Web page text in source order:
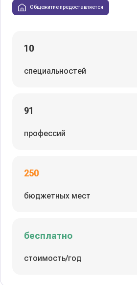
Общежитие предоставляется
10
специальностей
91
профессий
250
бюджетных мест
бесплатно
стоимость/год